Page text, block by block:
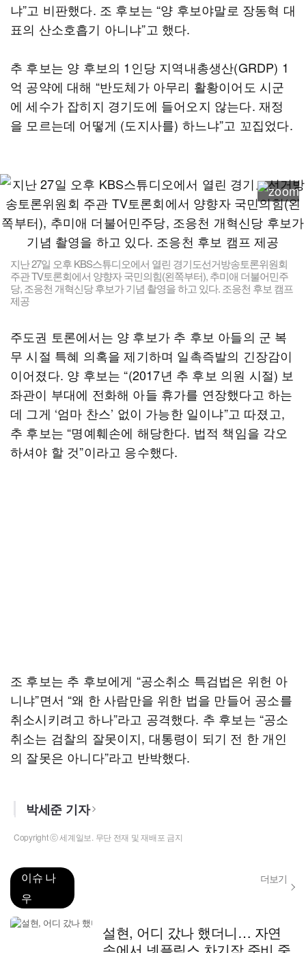
냐”고 비판했다. 조 후보는 “양 후보야말로 장동혁 대
표의 산소호흡기 아니냐”고 했다.
추 후보는 양 후보의 1인당 지역내총생산(GRDP) 1
억 공약에 대해 “반도체가 아무리 활황이어도 시군
에 세수가 잡히지 경기도에 들어오지 않는다. 재정
을 모르는데 어떻게 (도지사를) 하느냐”고 꼬집었다.
지난 27일 오후 KBS스튜디오에서 열린 경기도선거방송토론위원회
주관 TV토론회에서 양향자 국민의힘(왼쪽부터), 추미애 더불어민주
당, 조응천 개혁신당 후보가 기념 촬영을 하고 있다. 조응천 후보 캠프
제공
주도권 토론에서는 양 후보가 추 후보 아들의 군 복
무 시절 특혜 의혹을 제기하며 일촉즉발의 긴장감이
이어졌다. 양 후보는 “(2017년 추 후보 의원 시절) 보
좌관이 부대에 전화해 아들 휴가를 연장했다고 하는
데 그게 ‘엄마 찬스’ 없이 가능한 일이냐”고 따졌고,
추 후보는 “명예훼손에 해당한다. 법적 책임을 각오
하셔야 할 것”이라고 응수했다.
조 후보는 추 후보에게 “공소취소 특검법은 위헌 아
니냐”면서 “왜 한 사람만을 위한 법을 만들어 공소를
취소시키려고 하나”라고 공격했다. 추 후보는 “공소
취소는 검찰의 잘못이지, 대통령이 되기 전 한 개인
의 잘못은 아니다”라고 반박했다.
박세준 기자
Copyright ⓒ 세계일보. 무단 전재 및 재배포 금지
이슈 나
우
더보기
설현, 어디 갔나 했더니… 자연